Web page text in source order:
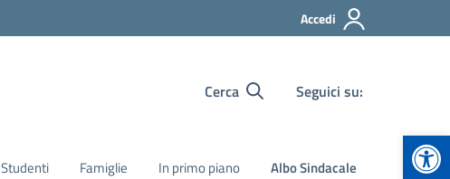
Accedi
Cerca Seguici su:
Studenti Famiglie In primo piano Albo Sindacale